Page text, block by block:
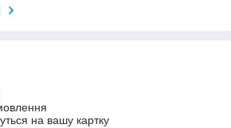
на вашу картку